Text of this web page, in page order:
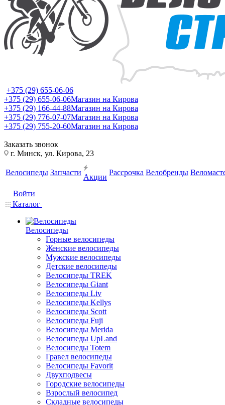
+375 (29) 655-06-06
+375 (29) 655-06-06Магазин на Кирова
+375 (29) 166-44-88Магазин на Кирова
+375 (29) 776-07-07Магазин на Кирова
+375 (29) 755-20-60Магазин на Кирова
Заказать звонок
г. Минск, ул. Кирова, 23
Велосипеды Запчасти
Акции
Рассрочка Велобренды
Войти
Каталог
Велосипеды
Горные велосипеды
Женские велосипеды
Мужские велосипеды
Детские велосипеды
Велосипеды TREK
Велосипеды Giant
Велосипеды Liv
Велосипеды Kellys
Велосипеды Scott
Велосипеды Fuji
Велосипеды Merida
Велосипеды UpLand
Велосипеды Totem
Гравел велосипеды
Велосипеды Favorit
Двухподвесы
Городские велосипеды
Взрослый велосипед
Складные велосипеды